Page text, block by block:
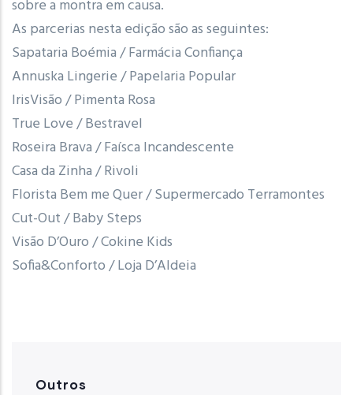
sobre a montra em causa.
As parcerias nesta edição são as seguintes:
Sapataria Boémia / Farmácia Confiança
Annuska Lingerie / Papelaria Popular
IrisVisão / Pimenta Rosa
True Love / Bestravel
Roseira Brava / Faísca Incandescente
Casa da Zinha / Rivoli
Florista Bem me Quer / Supermercado Terramontes
Cut-Out / Baby Steps
Visão D’Ouro / Cokine Kids
Sofia&Conforto / Loja D’Aldeia
Outros